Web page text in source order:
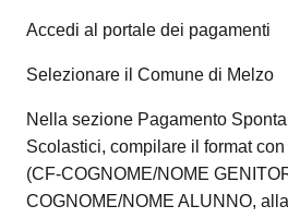
Accedi al portale dei pagamenti
Selezionare il Comune di Melzo
Nella sezione Pagamento
Scolastici, compilare il format
(CF-COGNOME/NOME
COGNOME/NOME ALUNNO,